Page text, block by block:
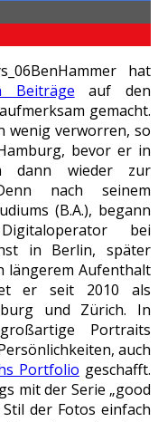
BenHammer hat
Beiträge auf den
gemacht.
wenig verworren, so
bevor er in
dann wieder zur
nach seinem
(B.A.), begann
bei
in Berlin, später
längerem Aufenthalt
er seit 2010 als
und Zürich. In
Portraits
auch
Portfolio geschafft.
mit der Serie „good
der Fotos einfach